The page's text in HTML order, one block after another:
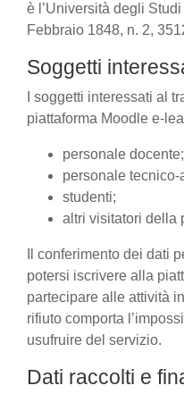
è l’Università degli
Febbraio 1848, n. 2,
Soggetti
I soggetti interessati al
piattaforma Moodle e-
personale docente;
personale tecnico-
studenti;
altri visitatori della
Il conferimento dei dati
potersi iscrivere alla
partecipare alle attività
rifiuto comporta
usufruire del servizio.
Dati raccolti e